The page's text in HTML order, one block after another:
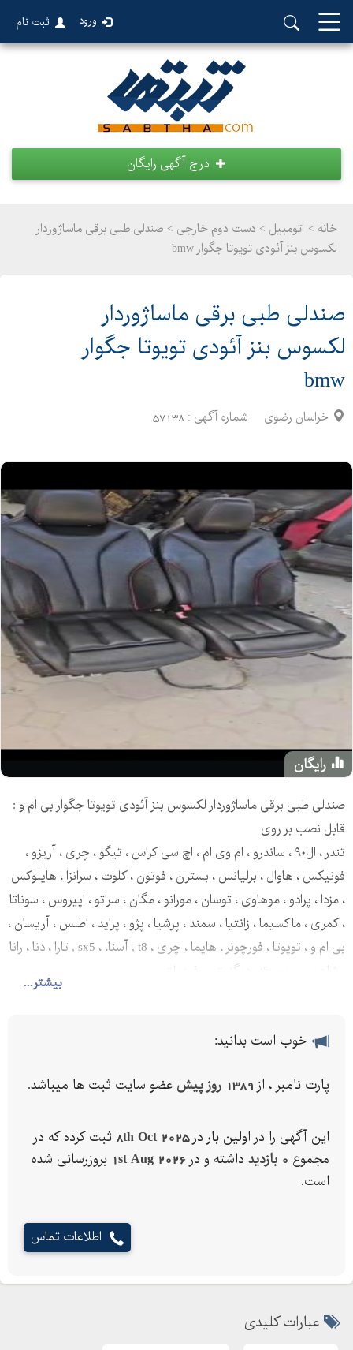
ورود ثبت نام
درج آگهی رایگان
خانه > اتومبیل > دست دوم خارجی > صندلی طبی برقی ماساژوردار
لکسوس بنز آئودی تويوتا جگوار bmw
صندلی طبی برقی ماساژوردار
لکسوس بنز آئودی تويوتا جگوار
bmw
خراسان رضوی شماره آگهی : 57138
رایگان
بیشتر...
صندلی طبی برقی ماساژوردار لکسوس بنز آئودی تويوتا جگوار بی ام و :
قابل نصب بر روی
تندر ، ال۹۰ ، ساندرو ، ام وی ام ، اچ سی کراس ، تیگو ، چری ، آریزو ،
فونیکس ، هاوال ، برلیانس ، بسترن ، فوتون ، کلوت ، سرانزا ، هایلوکس
، مزدا ، پرادو ، موهاوی ، توسان ، مورانو ، مگان ، سراتو ، اپیروس ، سوناتا
، کمری ، ماکسیما ، زانتیا ، سمند ، پرشیا ، پژو ، پراید ، اطلس ، آریسان ،
بی ام و ، تویوتا ، فورچونر ، هایما ، چری ، t8 , آسنا، ، sx5 , تارا ، دنا ، رانا
خوب است بدانید:
پارت نامبر ، از 1389 روز پیش عضو سایت ثبت ها میباشد.
این آگهی را در اولین بار در8th Oct 2025 ثبت کرده که در
مجموع 0 بازدید داشته و در 1st Aug 2026 بروزرسانی شده
است.
اطلاعات تماس
عبارات کلیدی